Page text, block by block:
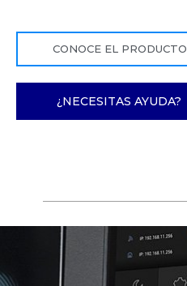
CONOCE EL PRODUCTO
¿NECESITAS AYUDA?